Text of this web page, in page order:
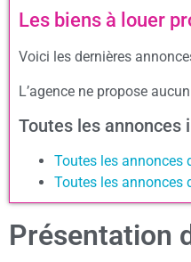
Les biens à louer
Voici les dernières
L’agence ne propose
Toutes les annonces
Toutes les annonces
Toutes les annonces
Présentation